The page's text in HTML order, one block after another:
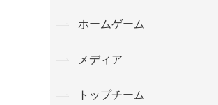
ホームゲーム
メディア
トップチーム